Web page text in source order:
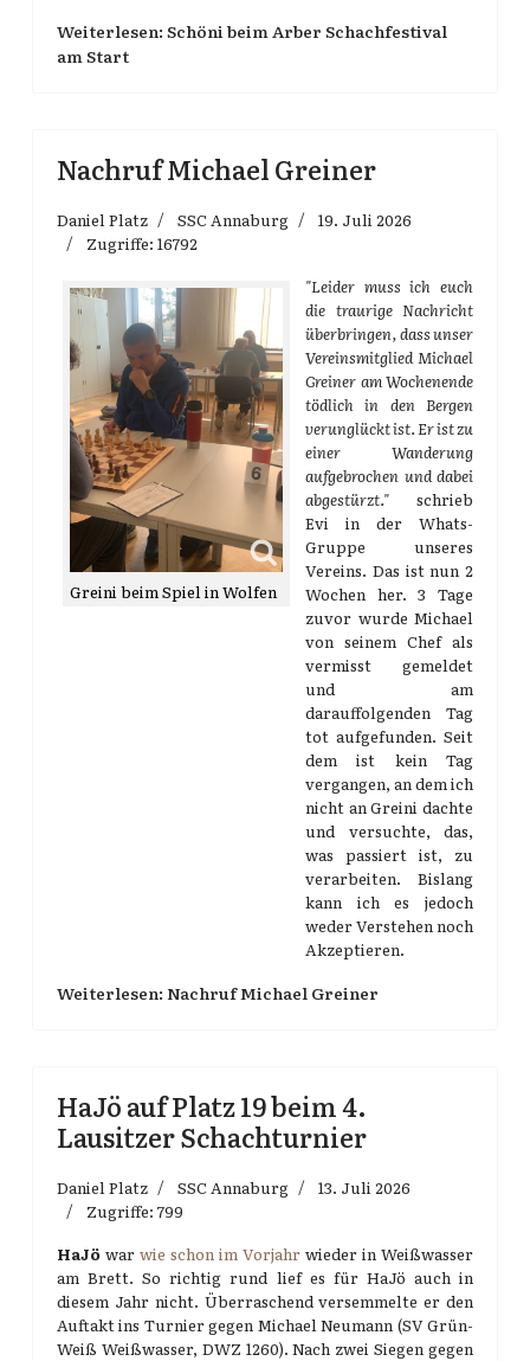
Weiterlesen: Schöni beim Arber Schachfestival
am Start
Nachruf Michael Greiner
Daniel Platz SSC Annaburg
19. Juli 2026
Zugriffe: 16792
Greini beim Spiel in Wolfen
"Leider muss ich euch
die traurige Nachricht
überbringen, dass unser
Vereinsmitglied Michael
Greiner am Wochenende
tödlich in den Bergen
verunglückt ist. Er ist zu
einer Wanderung
aufgebrochen und dabei
abgestürzt." schrieb
Evi in der Whats-
Gruppe unseres
Vereins. Das ist nun 2
Wochen her. 3 Tage
zuvor wurde Michael
von seinem Chef als
vermisst gemeldet
und am
darauffolgenden Tag
tot aufgefunden. Seit
dem ist kein Tag
vergangen, an dem ich
nicht an Greini dachte
und versuchte, das,
was passiert ist, zu
verarbeiten. Bislang
kann ich es jedoch
weder Verstehen noch
Akzeptieren.
Weiterlesen: Nachruf Michael Greiner
HaJö auf Platz 19 beim 4.
Lausitzer Schachturnier
Daniel Platz SSC Annaburg
13. Juli 2026
Zugriffe: 799
HaJö war wie schon im Vorjahr wieder in Weißwasser
am Brett. So richtig rund lief es für HaJö auch in
diesem Jahr nicht. Überraschend versemmelte er den
Auftakt ins Turnier gegen Michael Neumann (SV Grün-
Weiß Weißwasser, DWZ 1260). Nach zwei Siegen gegen